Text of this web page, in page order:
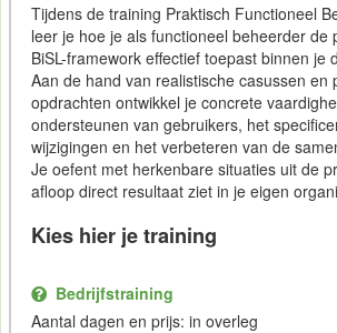
Tijdens de training Praktisch Functioneel
leer je hoe je als functioneel beheerder de
BiSL-framework effectief toepast binnen je
Aan de hand van realistische casussen en
opdrachten ontwikkel je concrete
ondersteunen van gebruikers, het
wijzigingen en het verbeteren van de
Je oefent met herkenbare situaties uit de
afloop direct resultaat ziet in je eigen
Kies hier je training
Bedrijfstraining
Aantal dagen en prijs: in overleg